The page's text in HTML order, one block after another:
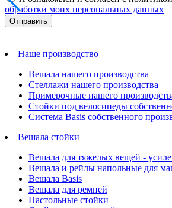
обработки моих персональных данных
Наше производство
Вешала нашего производства
Стеллажи нашего производства
Примерочные нашего
Стойки под велосипеды
Система Basis собственного
Вешала стойки
Вешала для тяжелых вещей -
Вешала и рейлы напольные для
Вешала Basis
Вешала для ремней
Настольные стойки